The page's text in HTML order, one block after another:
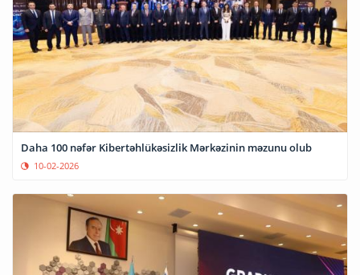
Daha 100 nəfər Kibertəhlükəsizlik Mərkəzinin məzunu olub
10-02-2026